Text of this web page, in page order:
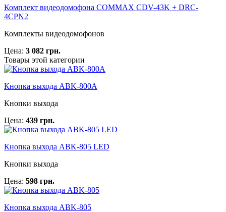
Комплект видеодомофона COMMAX CDV-43K + DRC-
4CPN2
Комплекты видеодомофонов
Цена: 3 082 грн.
Товары этой категории
Кнопка выхода ABK-800A
Кнопки выхода
Цена: 439 грн.
Кнопка выхода ABK-805 LED
Кнопки выхода
Цена: 598 грн.
Кнопка выхода ABK-805